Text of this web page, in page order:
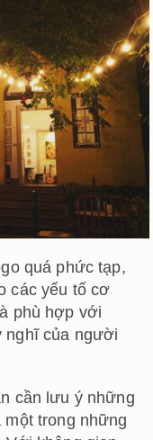
quá phức tạp,
các yếu tố cơ
phù hợp với
nghĩ của người
cần lưu ý những
trong những